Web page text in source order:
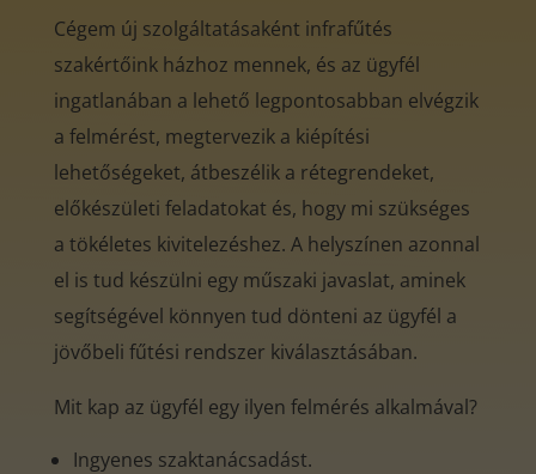
Cégem új szolgáltatásaként infrafűtés
szakértőink házhoz mennek, és az ügyfél
ingatlanában a lehető legpontosabban elvégzik
a felmérést, megtervezik a kiépítési
lehetőségeket, átbeszélik a rétegrendeket,
előkészületi feladatokat és, hogy mi szükséges
a tökéletes kivitelezéshez. A helyszínen azonnal
el is tud készülni egy műszaki javaslat, aminek
segítségével könnyen tud dönteni az ügyfél a
jövőbeli fűtési rendszer kiválasztásában.
Mit kap az ügyfél egy ilyen felmérés alkalmával?
Ingyenes szaktanácsadást.